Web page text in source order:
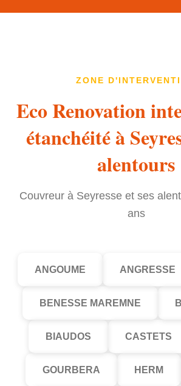
ZONE
Eco Renovation
étanchéité à
alentours
Couvreur à Seyresse et ses
ans
ANGOUME ANGRESSE
BENESSE MAREMNE
BIAUDOS CASTETS
GOURBERA HERM